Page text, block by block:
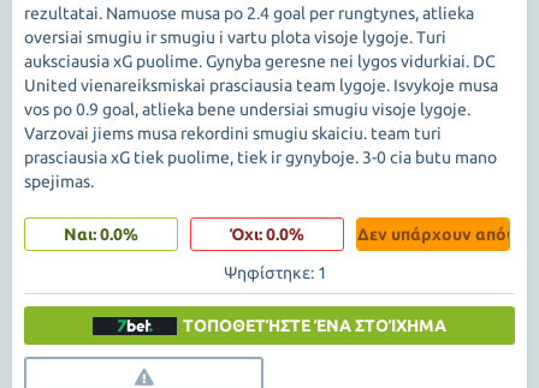
rezultatai. Namuose musa po 2.4 goal per rungtynes, atlieka
oversiai smugiu ir smugiu i vartu plota visoje lygoje. Turi
auksciausia xG puolime. Gynyba geresne nei lygos vidurkiai. DC
United vienareiksmiskai prasciausia team lygoje. Isvykoje musa
vos po 0.9 goal, atlieka bene undersiai smugiu visoje lygoje.
Varzovai jiems musa rekordini smugiu skaiciu. team turi
prasciausia xG tiek puolime, tiek ir gynyboje. 3-0 cia butu mano
spejimas.
Ναι: 0.0% Όχι: 0.0%
Δεν υπάρχουν
Ψηφίστηκε: 1
ΤΟΠΟΘΕΤΉΣΤΕ ΈΝΑ ΣΤΟΊΧΗΜΑ